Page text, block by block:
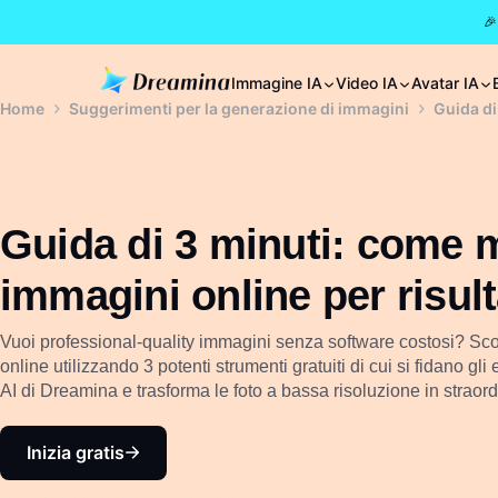
Immagine IA Video IA Avatar IA
Home
Suggerimenti per la generazione di immagini Guida
Guida di 3 minuti: come
immagini online per
Vuoi professional-quality immagini senza software costosi?
online utilizzando 3 potenti strumenti gratuiti di cui si fidano gli
AI di Dreamina e trasforma le foto a bassa risoluzione in
Inizia gratis